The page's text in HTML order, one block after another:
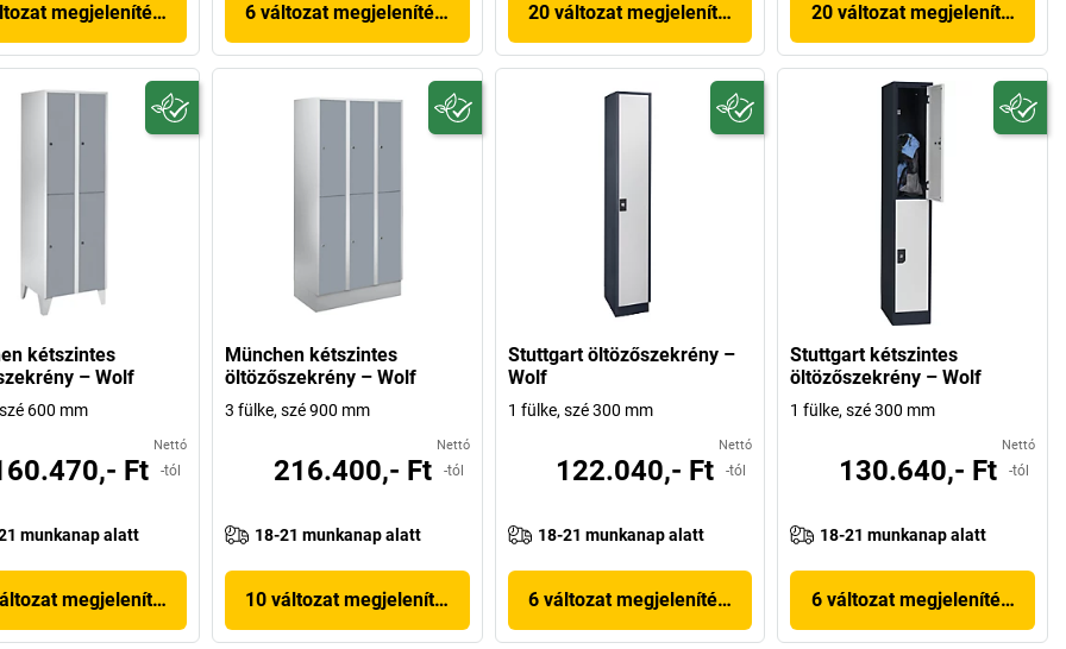
megjelenítése 6 változat megjelenítése 20 változat megjelenítése 20 változat megjelenítése
kétszintes
– Wolf
600 mm
Nettó
Ft -tól
munkanap alatt
megjelenítése
München kétszintes
öltözőszekrény – Wolf
3 fülke, szé 900 mm
Nettó
216.400,- Ft -tól
18-21 munkanap alatt
10 változat megjelenítése
Stuttgart öltözőszekrény –
Wolf
1 fülke, szé 300 mm
Nettó
122.040,- Ft -tól
18-21 munkanap alatt
6 változat megjelenítése
Stuttgart kétszintes
öltözőszekrény – Wolf
1 fülke, szé 300 mm
Nettó
130.640,- Ft -tól
18-21 munkanap alatt
6 változat megjelenítése